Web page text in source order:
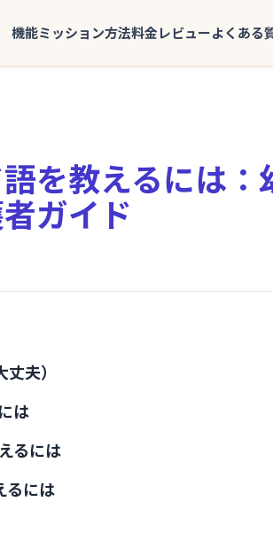
機能ミッション方法料金レビューよくある
を教えるには：
ガイド
夫）
は
るには
るには